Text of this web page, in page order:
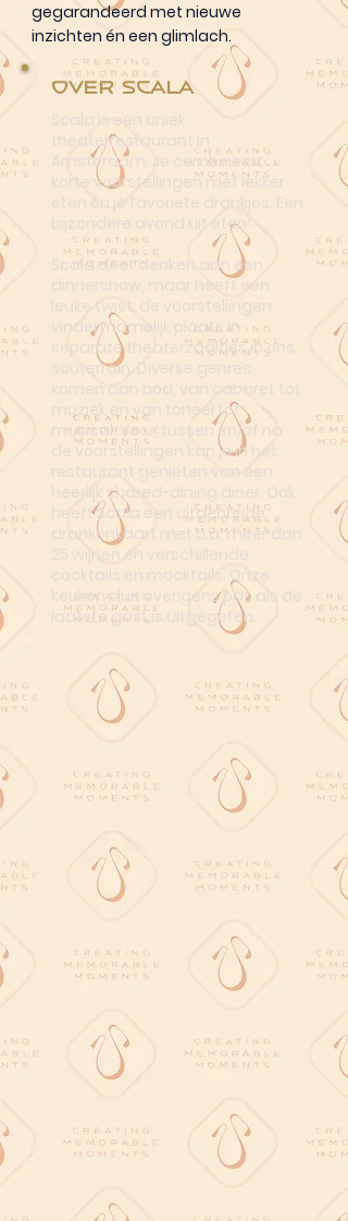
gegarandeerd met nieuwe
inzichten én een glimlach.
Over Scala
theaterrestaurant in
Amsterdam. Je combineert
korte voorstellingen met lekker
eten én je favoriete drankjes. Een
bijzondere avond uit eten!
Scala doet denken aan een
dinnershow, maar heeft een
leuke twist: de voorstellingen
vinden namelijk plaats in
separate theaterzaaltjes in ons
souterrain. Diverse genres
komen aan bod, van cabaret tot
muziek en van toneel tot
musical. Voor, tussen en/of na
de voorstellingen kan je in het
restaurant genieten van een
heerlijk shared-dining diner. Ook
heeft Scala een uitgebreide
drankenkaart met o.a. meer dan
25 wijnen en verschillende
cocktails en mocktails. Onze
keuken sluit overigens pas als de
laatste gast is uitgegeten.